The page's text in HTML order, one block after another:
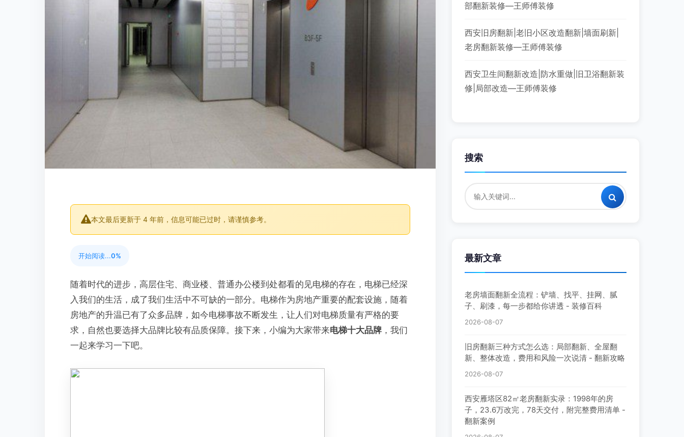
本文最后更新于 4 年前，信息可能已过时，请谨慎参考。
开始阅读...0%
随着时代的进步，高层住宅、商业楼、普通办公楼到处都看的见电梯的存在，电梯已经深
入我们的生活，成了我们生活中不可缺的一部分。电梯作为房地产重要的配套设施，随着
房地产的升温已有了众多品牌，如今电梯事故不断发生，让人们对电梯质量有严格的要
求，自然也要选择大品牌比较有品质保障。接下来，小编为大家带来电梯十大品牌 ，我们
一起来学习一下吧。
部翻新装修—王师傅装修
西安旧房翻新|老旧小区改造翻新|墙面刷新|
老房翻新装修—王师傅装修
西安卫生间翻新改造|防水重做|旧卫浴翻新装
修|局部改造—王师傅装修
搜索
最新文章
老房墙面翻新全流程：铲墙、找平、挂网、腻
子、刷漆，每一步都给你讲透 - 装修百科
2026-08-07
旧房翻新三种方式怎么选：局部翻新、全屋翻
新、整体改造，费用和风险一次说清 - 翻新攻略
2026-08-07
西安雁塔区82㎡老房翻新实录：1998年的房
子，23.6万改完，78天交付，附完整费用清单 -
翻新案例